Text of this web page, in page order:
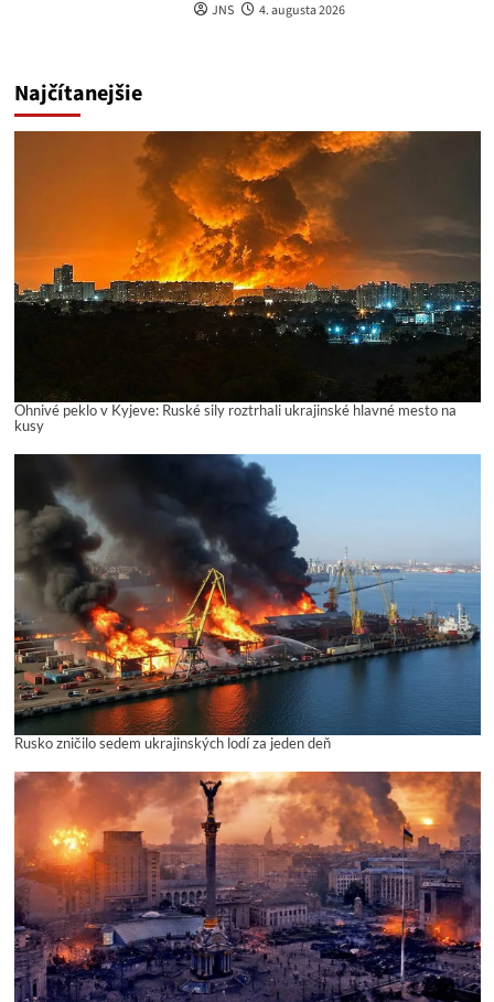
JNS 4. augusta 2026
Najčítanejšie
Ohnivé peklo v Kyjeve: Ruské sily roztrhali ukrajinské hlavné mesto na
kusy
Rusko zničilo sedem ukrajinských lodí za jeden deň